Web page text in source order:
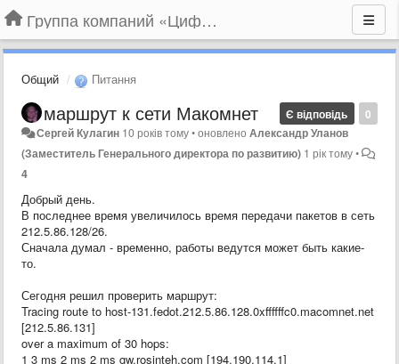
Группа компаний «Цифрабар»
Общий Питання
0
Є відповідь
маршрут к сети Макомнет
Сергей Кулагин 10 років тому•оновленоАлександр Уланов
(Заместитель Генерального директора по развитию) 1 рік тому•
4
Добрый день.
В последнее время увеличилось время передачи пакетов в сеть
212.5.86.128/26.
Сначала думал - временно, работы ведутся может быть какие-
то.
Сегодня решил проверить маршрут:
Tracing route to host-131.fedot.212.5.86.128.0xffffffc0.macomnet.net
[212.5.86.131]
over a maximum of 30 hops:
1 3 ms 2 ms 2 ms gw.rosinteh.com [194.190.114.1]